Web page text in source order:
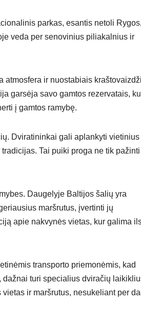
parkas, esantis netoli
veda per senovinius piliakalnius ir
atmosfera ir nuostabiais
garsėja savo gamtos rezervatais,
į gamtos ramybę.
Dviratininkai gali aplankyti vietinius
Tai puiki proga ne tik pažinti
Daugelyje Baltijos šalių yra
maršrutus, įvertinti jų
apie nakvynės vietas, kur galima
transporto priemonėmis, kad
turi specialius dviračių
ir maršrutus, nesukeliant per